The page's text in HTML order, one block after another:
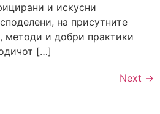
и искусни
на присутните
методи и добри практики
[…]
Next →